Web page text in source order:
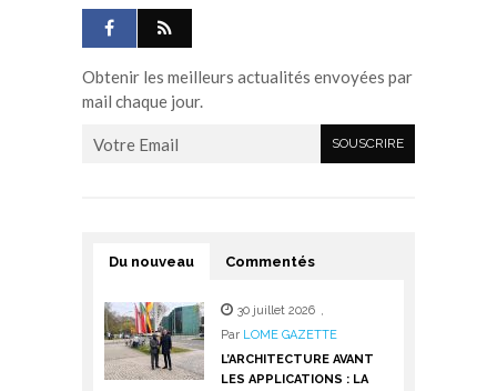
Obtenir les meilleurs actualités envoyées par
mail chaque jour.
Du nouveau Commentés
30 juillet 2026 ,
Par LOME GAZETTE
L’ARCHITECTURE AVANT
LES APPLICATIONS : LA